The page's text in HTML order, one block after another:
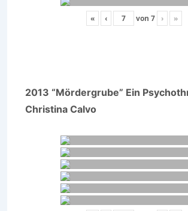
« ‹ von 7 › »
2013 “Mördergrube” Ein
Christina Calvo